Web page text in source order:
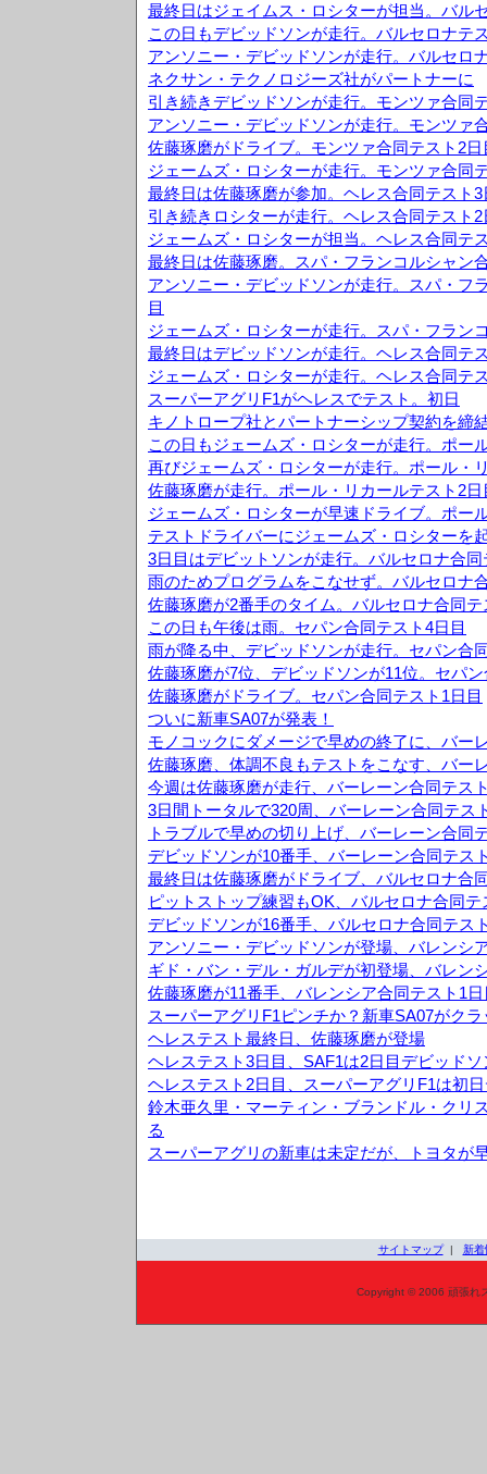
最終日はジェイムス・ロシターが担当。バル
この日もデビッドソンが走行。バルセロナテ
アンソニー・デビッドソンが走行。バルセロ
ネクサン・テクノロジーズ社がパートナーに
引き続きデビッドソンが走行。モンツァ合同
アンソニー・デビッドソンが走行。モンツァ
佐藤琢磨がドライブ。モンツァ合同テスト2日
ジェームズ・ロシターが走行。モンツァ合同
最終日は佐藤琢磨が参加。ヘレス合同テスト3
引き続きロシターが走行。ヘレス合同テスト2
ジェームズ・ロシターが担当。ヘレス合同テ
最終日は佐藤琢磨。スパ・フランコルシャン
アンソニー・デビッドソンが走行。スパ・フ
目
ジェームズ・ロシターが走行。スパ・フラン
最終日はデビッドソンが走行。ヘレス合同テ
ジェームズ・ロシターが走行。ヘレス合同テ
スーパーアグリF1がヘレスでテスト。初日
キノトロープ社とパートナーシップ契約を締
この日もジェームズ・ロシターが走行。ポー
再びジェームズ・ロシターが走行。ポール・
佐藤琢磨が走行。ポール・リカールテスト2日
ジェームズ・ロシターが早速ドライブ。ポー
テストドライバーにジェームズ・ロシターを
3日目はデビットソンが走行。バルセロナ合
雨のためプログラムをこなせず。バルセロナ
佐藤琢磨が2番手のタイム。バルセロナ合同テ
この日も午後は雨。セパン合同テスト4日目
雨が降る中、デビッドソンが走行。セパン合
佐藤琢磨が7位、デビッドソンが11位。セパ
佐藤琢磨がドライブ。セパン合同テスト1日目
ついに新車SA07が発表！
モノコックにダメージで早めの終了に、バー
佐藤琢磨、体調不良もテストをこなす、バー
今週は佐藤琢磨が走行、バーレーン合同テス
3日間トータルで320周、バーレーン合同テス
トラブルで早めの切り上げ、バーレーン合同
デビッドソンが10番手、バーレーン合同テス
最終日は佐藤琢磨がドライブ、バルセロナ合
ピットストップ練習もOK、バルセロナ合同テ
デビッドソンが16番手、バルセロナ合同テス
アンソニー・デビッドソンが登場、バレンシ
ギド・バン・デル・ガルデが初登場、バレン
佐藤琢磨が11番手、バレンシア合同テスト1日
スーパーアグリF1ピンチか？新車SA07がク
ヘレステスト最終日、佐藤琢磨が登場
ヘレステスト3日目、SAF1は2日目デビッド
ヘレステスト2日目、スーパーアグリF1は初
鈴木亜久里・マーティン・ブランドル・クリ
る
スーパーアグリの新車は未定だが、トヨタが
サイトマップ| 新着
Copyright © 2006 頑張れ